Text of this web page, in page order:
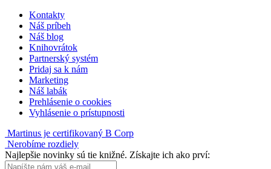
Kontakty
Náš príbeh
Náš blog
Knihovrátok
Partnerský systém
Pridaj sa k nám
Marketing
Náš labák
Prehlásenie o cookies
Vyhlásenie o prístupnosti
Martinus je certifikovaný B Corp
Nerobíme rozdiely
Najlepšie novinky sú tie knižné. Získajte ich ako prví: